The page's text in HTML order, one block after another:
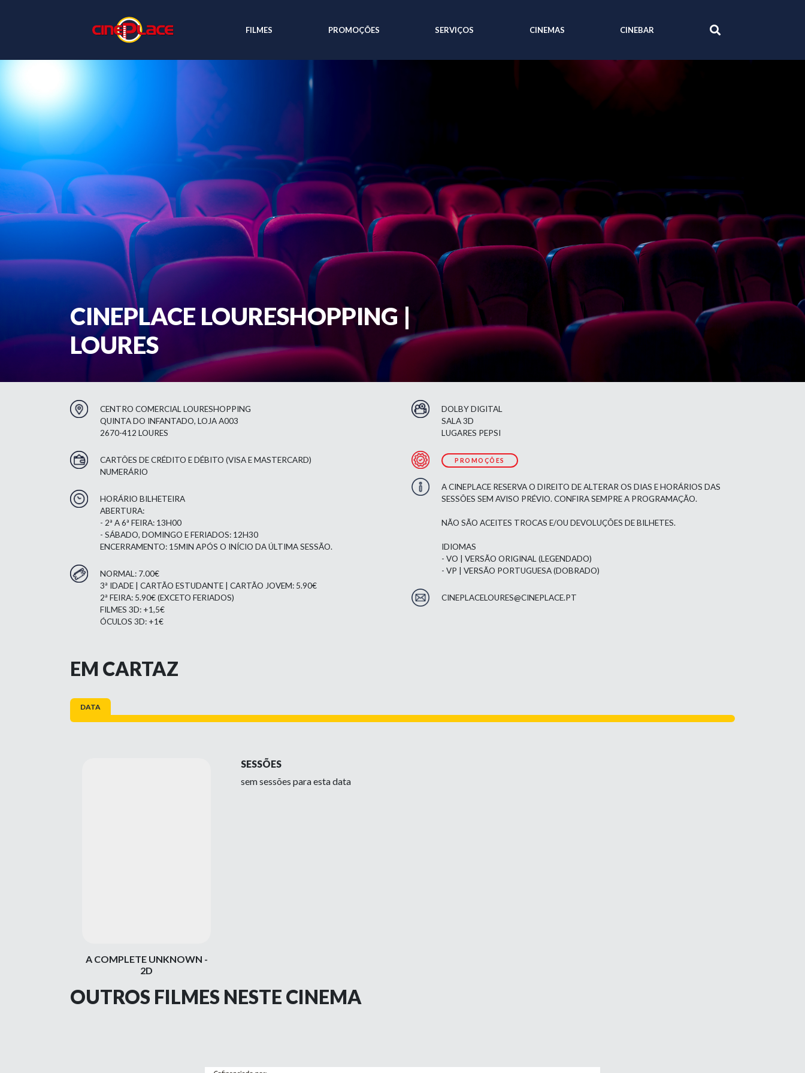
FILMES PROMOÇÕES SERVIÇOS CINEMAS CINEBAR
CINEPLACE LOURESHOPPING |
LOURES
CENTRO COMERCIAL LOURESHOPPING
QUINTA DO INFANTADO, LOJA A003
2670-412 LOURES
CARTÕES DE CRÉDITO E DÉBITO (VISA E MASTERCARD)
NUMERÁRIO
HORÁRIO BILHETEIRA
ABERTURA:
- 2ª A 6ª FEIRA: 13H00
- SÁBADO, DOMINGO E FERIADOS: 12H30
ENCERRAMENTO: 15MIN APÓS O INÍCIO DA ÚLTIMA SESSÃO.
NORMAL: 7.00€
3ª IDADE | CARTÃO ESTUDANTE | CARTÃO JOVEM: 5.90€
2ª FEIRA: 5.90€ (EXCETO FERIADOS)
FILMES 3D: +1,5€
ÓCULOS 3D: +1€
DOLBY DIGITAL
SALA 3D
LUGARES PEPSI
PROMOÇÕES
A CINEPLACE RESERVA O DIREITO DE ALTERAR OS DIAS E HORÁRIOS DAS
SESSÕES SEM AVISO PRÉVIO. CONFIRA SEMPRE A PROGRAMAÇÃO.
NÃO SÃO ACEITES TROCAS E/OU DEVOLUÇÕES DE BILHETES.
IDIOMAS
- VO | VERSÃO ORIGINAL (LEGENDADO)
- VP | VERSÃO PORTUGUESA (DOBRADO)
CINEPLACELOURES@CINEPLACE.PT
EM CARTAZ
DATA
A COMPLETE UNKNOWN -
2D
SESSÕES
sem sessões para esta data
OUTROS FILMES NESTE CINEMA